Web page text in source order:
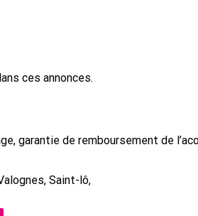
ces annonces.
garantie de remboursement de
Saint-lô,